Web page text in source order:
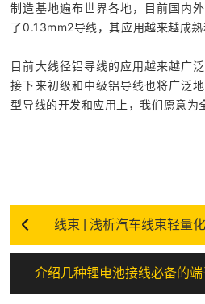
制造基地遍布世界各地，目前国内
了0.13mm2导线，其应用越来越成熟
目前大线径铝导线的应用越来越广
接下来初级和中级铝导线也将广泛
型导线的开发和应用上，我们愿意为
线束 | 浅析汽车线束轻量
介绍几种锂电池接线必备的端